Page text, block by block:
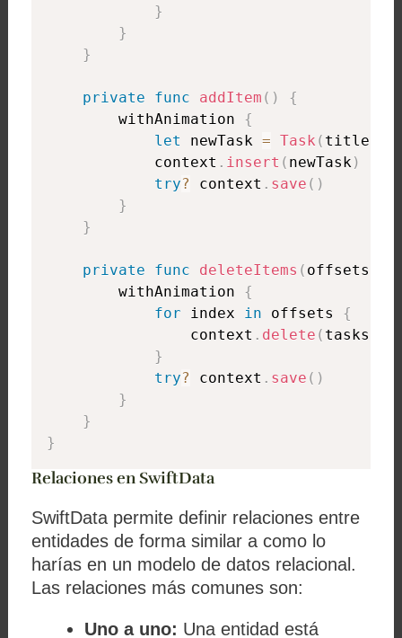
}
}
}
private func addItem ( )
{
        withAnimation
{
let newTask = Task ( title
            context
. insert ( newTask)
try? context . save ( )
}
}
private func deleteItems ( offsets
        withAnimation
{
for index in offsets {
                context
. delete ( tasks
}
try? context . save ( )
}
}
}
Relaciones en SwiftData
SwiftData permite definir relaciones entre
entidades de forma similar a como lo
harías en un modelo de datos relacional.
Las relaciones más comunes son:
Uno a uno: Una entidad está